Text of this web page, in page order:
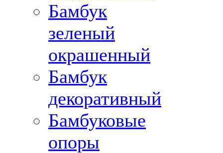
Бамбук
зеленый
окрашенный
Бамбук
декоративный
Бамбуковые
опоры